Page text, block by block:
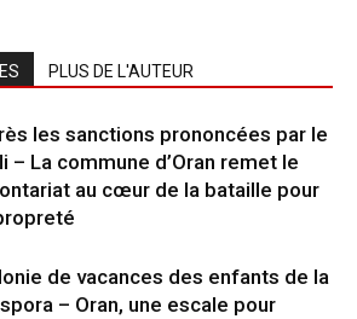
PLUS DE L'AUTEUR
les sanctions prononcées par le
– La commune d’Oran remet le
au cœur de la bataille pour
de vacances des enfants de la
– Oran, une escale pour